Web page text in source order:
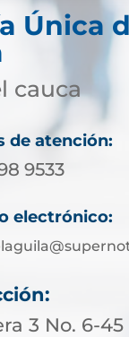
Única
cauca
de atención:
9533
electrónico:
3 No. 6-45